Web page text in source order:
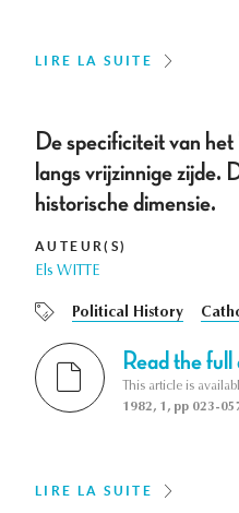
LIRE LA SUITE
De specificiteit van
langs vrijzinnige zijde.
historische dimensie.
AUTEUR(S)
Els WITTE
Political History
Read the
This article is
1982, 1, pp 023-
LIRE LA SUITE